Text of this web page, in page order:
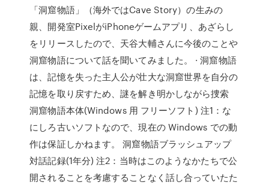
「洞窟物語」（海外ではCave Story）の生みの
親、開発室PixelがiPhoneゲームアプリ、あざらし
をリリースしたので、天谷大輔さんに今後のことや
洞窟物語について話を聞いてみました。 · 洞窟物語
は、記憶を失った主人公が壮大な洞窟世界を自分の
記憶を取り戻すため、謎を解き明かしながら捜索
洞窟物語本体(Windows 用 フリーソフト) 注1：な
にしろ古いソフトなので、現在の Windows での動
作は保証しかねます。 洞窟物語ブラッシュアップ
対話記録(1年分) 注2：当時はこのようなかたちで公
開されることを考慮することなく話し合っていたた